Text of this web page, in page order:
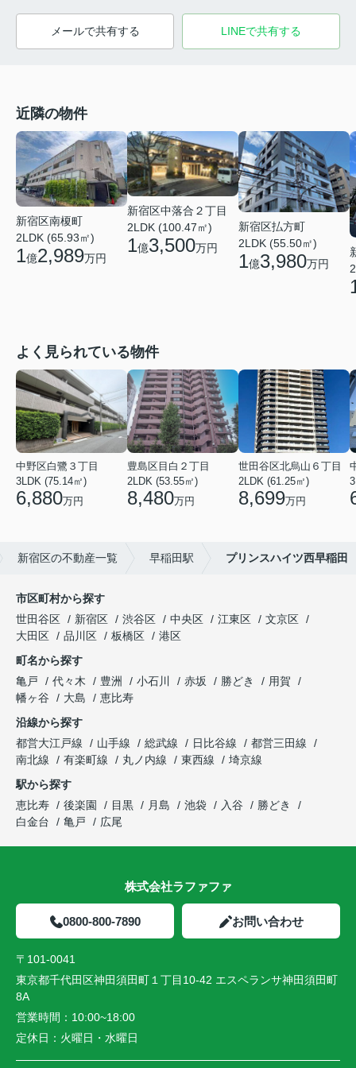
メールで共有する LINEで共有する
近隣の物件
新宿区南榎町
2LDK (65.93㎡)
1億2,989万円
新宿区中落合２丁目
2LDK (100.47㎡)
1億3,500万円
新宿区払方町
2LDK (55.50㎡)
1億3,980万円
よく見られている物件
中野区白鷺３丁目
3LDK (75.14㎡)
6,880万円
豊島区目白２丁目
2LDK (53.55㎡)
8,480万円
世田谷区北烏山６丁目
2LDK (61.25㎡)
8,699万円
新宿区の不動産一覧 早稲田駅 プリンスハイツ西早稲田
市区町村から探す
世田谷区
新宿区 渋谷区 中央区 江東区
文京区
大田区
品川区 板橋区
港区
町名から探す
亀戸
代々木 豊洲 小石川 赤坂 勝どき
用賀
幡ヶ谷
大島
恵比寿
沿線から探す
都営大江戸線
山手線 総武線 日比谷線
都営三田線
南北線
有楽町線 丸ノ内線 東西線
埼京線
駅から探す
恵比寿
後楽園 目黒 月島 池袋 入谷
勝どき
白金台
亀戸 広尾
株式会社ラファファ
0800-800-7890 お問い合わせ
〒101-0041
東京都千代田区神田須田町１丁目10-42 エスペランサ神田須田町
8A
営業時間： 10:00~18:00
定休日： 火曜日・水曜日